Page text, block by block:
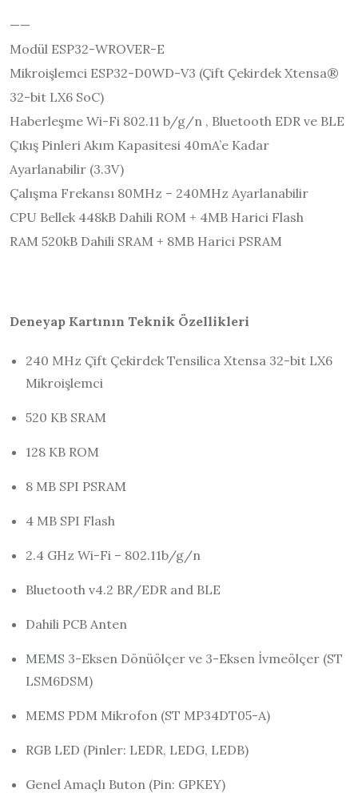
——
Modül ESP32-WROVER-E
Mikroişlemci ESP32-D0WD-V3 (Çift Çekirdek Xtensa®
32-bit LX6 SoC)
Haberleşme Wi-Fi 802.11 b/g/n , Bluetooth EDR ve BLE
Çıkış Pinleri Akım Kapasitesi 40mA’e Kadar
Ayarlanabilir (3.3V)
Çalışma Frekansı 80MHz – 240MHz Ayarlanabilir
CPU Bellek 448kB Dahili ROM + 4MB Harici Flash
RAM 520kB Dahili SRAM + 8MB Harici PSRAM
Deneyap Kartının Teknik Özellikleri
240 MHz Çift Çekirdek Tensilica Xtensa 32-bit LX6
Mikroişlemci
520 KB SRAM
128 KB ROM
8 MB SPI PSRAM
4 MB SPI Flash
2.4 GHz Wi-Fi – 802.11b/g/n
Bluetooth v4.2 BR/EDR and BLE
Dahili PCB Anten
MEMS 3-Eksen Dönüölçer ve 3-Eksen İvmeölçer (ST
LSM6DSM)
MEMS PDM Mikrofon (ST MP34DT05-A)
RGB LED (Pinler: LEDR, LEDG, LEDB)
Genel Amaçlı Buton (Pin: GPKEY)